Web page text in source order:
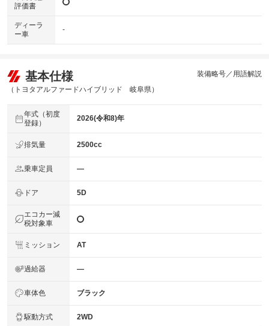
評価書
ディーラ
ー車
-
基本仕様
（トヨタアルファードハイブリッド 岐阜県）
装備略号／用語解説
年式（初度
登録）
2026(令和8)年
排気量 2500cc
乗車定員 ―
ドア 5D
エコカー減
税対象車
ミッション AT
過給器 ―
車体色 ブラック
駆動方式 2WD